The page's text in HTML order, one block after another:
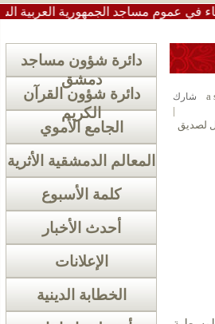
مساجد الجمهورية العربية السورية
دائرة شؤون مساجد
دمشق
دائرة شؤون القرآن
الكريم
الجامع الأموي
المعالم الدمشقية الأثرية
كلمة الأسبوع
أحدث الأخبار
الإعلانات
الخطابة الدينية
شارك
|